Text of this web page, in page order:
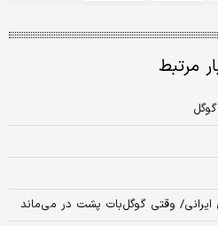
مرتبط
ایرانی/ وقتی گوگل‌بات پشت در می‌ماند